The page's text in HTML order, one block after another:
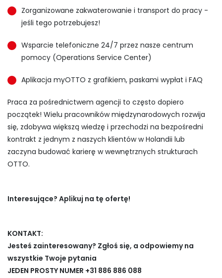
Zorganizowane zakwaterowanie i transport do pracy -
jeśli tego potrzebujesz!
Wsparcie telefoniczne 24/7 przez nasze centrum
pomocy (Operations Service Center)
Aplikacja myOTTO z grafikiem, paskami wypłat i FAQ
Praca za pośrednictwem agencji to często dopiero
początek! Wielu pracowników międzynarodowych rozwija
się, zdobywa większą wiedzę i przechodzi na bezpośredni
kontrakt z jednym z naszych klientów w Holandii lub
zaczyna budować karierę w wewnętrznych strukturach
OTTO.
Interesujące? Aplikuj na tę ofertę!
KONTAKT:
Jesteś zainteresowany? Zgłoś się, a odpowiemy na
wszystkie Twoje pytania
JEDEN PROSTY NUMER +31 886 886 088